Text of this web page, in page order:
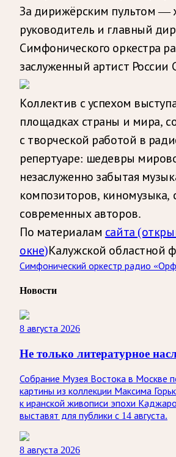
За дирижёрским пультом —
руководитель и главный
Симфонического оркестра
заслуженный артист России
Коллектив с успехом
площадках страны и мира,
с творческой работой в
репертуаре: шедевры
незаслуженно забытая
композиторов, киномузыка,
современных авторов.
По материалам сайта
окне)Калужской областной
Симфонический оркестр радио
Новости
8 августа 2026
Не только литературное
Собрание Музея Востока в Москве
картины из коллекции Максима
к иранской живописи эпохи
выставят для публики с 14 августа.
8 августа 2026